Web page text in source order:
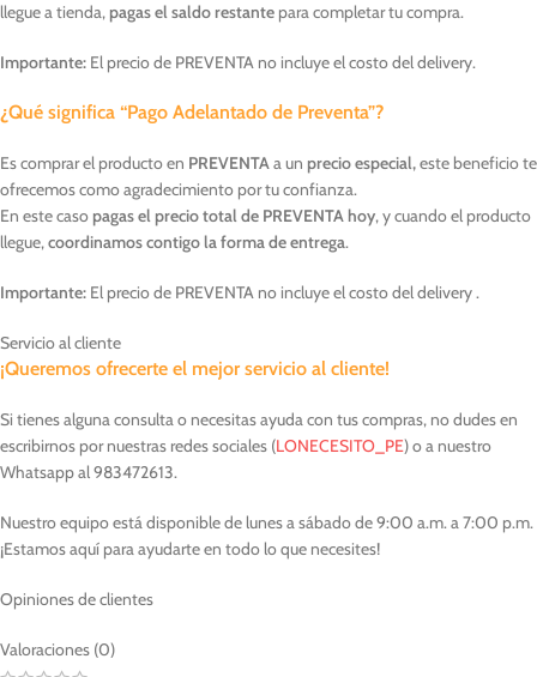
llegue a tienda,pagas el saldo restante para completar tu compra.
Importante: El precio de PREVENTA no incluye el costo del delivery.
¿Qué significa “Pago Adelantado de Preventa”?
Es comprar el producto en PREVENTAa un precio especial,este beneficio te
ofrecemos como agradecimiento por tu confianza.
En este casopagas el precio total de PREVENTA hoy, y cuando el producto
llegue,coordinamos contigo la forma de entrega.
Importante: El precio de PREVENTA no incluye el costo del delivery .
Servicio al cliente
¡Queremos ofrecerte el mejor servicio al cliente!
Si tienes alguna consulta o necesitas ayuda con tus compras, no dudes en
escribirnos por nuestras redes sociales (LONECESITO_PE) o a nuestro
Whatsapp al 983472613.
Nuestro equipo está disponible de lunes a sábado de 9:00 a.m. a 7:00 p.m.
¡Estamos aquí para ayudarte en todo lo que necesites!
Opiniones de clientes
Valoraciones (0)